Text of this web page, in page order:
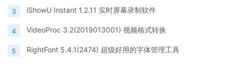
3 iShowU Instant 1.2.11 实时屏幕录制软件
4 VideoProc 3.2(2019013001) 视频格式转换
5 RightFont 5.4.1(2474) 超级好用的字体管理工具